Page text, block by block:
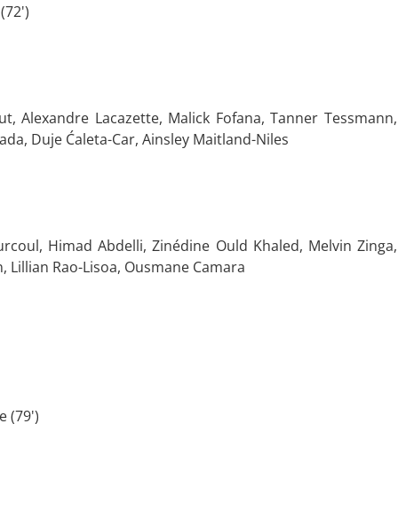
Alexandre Lacazette, Malick Fofana, Tanner Tessmann,
Duje Ćaleta-Car, Ainsley Maitland-Niles
Himad Abdelli, Zinédine Ould Khaled, Melvin Zinga,
Rao-Lisoa, Ousmane Camara
(79')